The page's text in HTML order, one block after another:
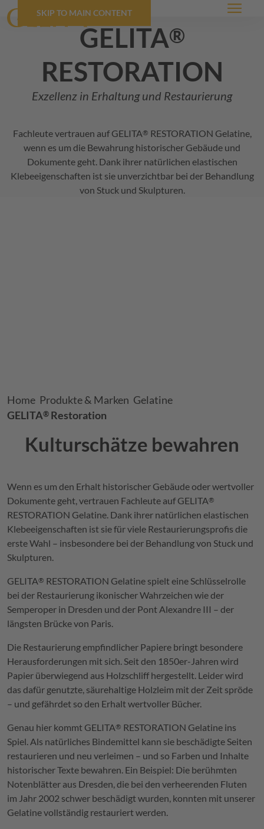
SKIP TO MAIN CONTENT Menü
GELITA®
restoration
Exzellenz in Erhaltung und Restaurierung
Fachleute vertrauen auf GELITA® RESTORATION Gelatine,
wenn es um die Bewahrung historischer Gebäude und
Dokumente geht. Dank ihrer natürlichen elastischen
Klebeeigenschaften ist sie unverzichtbar bei der Behandlung
von Stuck und Skulpturen.
Breadcrumb
Home Produkte & Marken Gelatine
GELITA® Restoration
Kulturschätze bewahren
Wenn es um den Erhalt historischer Gebäude oder wertvoller
Dokumente geht, vertrauen Fachleute auf GELITA®
RESTORATION Gelatine. Dank ihrer natürlichen elastischen
Klebeeigenschaften ist sie für viele Restaurierungsprofis die
erste Wahl – insbesondere bei der Behandlung von Stuck und
Skulpturen.
GELITA® RESTORATION Gelatine spielt eine Schlüsselrolle
bei der Restaurierung ikonischer Wahrzeichen wie der
Semperoper in Dresden und der Pont Alexandre III – der
längsten Brücke von Paris.
Die Restaurierung empfindlicher Papiere bringt besondere
Herausforderungen mit sich. Seit den 1850er-Jahren wird
Papier überwiegend aus Holzschliff hergestellt. Leider wird
das dafür genutzte, säurehaltige Holzleim mit der Zeit spröde
– und gefährdet so den Erhalt wertvoller Bücher.
Genau hier kommt GELITA® RESTORATION Gelatine ins
Spiel. Als natürliches Bindemittel kann sie beschädigte Seiten
restaurieren und neu verleimen – und so Farben und Inhalte
historischer Texte bewahren. Ein Beispiel: Die berühmten
Notenblätter aus Dresden, die bei den verheerenden Fluten
im Jahr 2002 schwer beschädigt wurden, konnten mit unserer
Gelatine vollständig restauriert werden.